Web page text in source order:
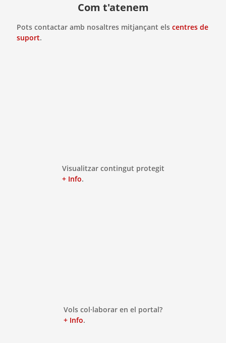
Com t'atenem
Pots contactar amb nosaltres mitjançant els centres de
suport.
Visualitzar contingut protegit
+ Info.
Vols col·laborar en el portal?
+ Info.